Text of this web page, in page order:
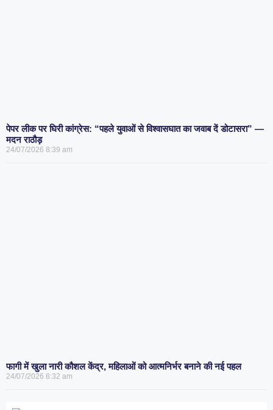
पेपर लीक पर घिरी कांग्रेस: “पहले युवाओं से विश्वासघात का जवाब दें डोटासरा” —
मदन राठौड़
24/07/2026 8:39 am
फागी में खुला नारी कौशल केंद्र, महिलाओं को आत्मनिर्भर बनाने की नई पहल
24/07/2026 8:32 am